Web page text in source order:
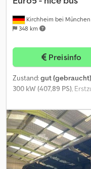
Kirchheim bei München
348 km
Preisinfo
Zustand:gut (gebraucht)
300 kW (407,89 PS),
Konfiguration:2 Achsen,
Bremsen:Retarder ,
Klimaanlage,
Mercedes-Benz Tourismo
408 PS Euro5, 825.580
Schlafsitze mit